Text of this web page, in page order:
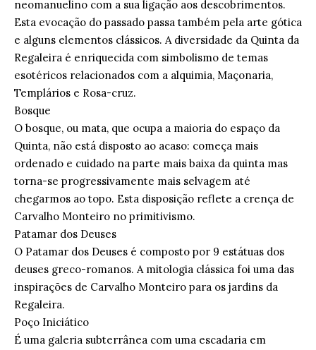
neomanuelino com a sua ligação aos descobrimentos.
Esta evocação do passado passa também pela arte gótica
e alguns elementos clássicos. A diversidade da Quinta da
Regaleira é enriquecida com simbolismo de temas
esotéricos relacionados com a alquimia, Maçonaria,
Templários e Rosa-cruz.
Bosque
O bosque, ou mata, que ocupa a maioria do espaço da
Quinta, não está disposto ao acaso: começa mais
ordenado e cuidado na parte mais baixa da quinta mas
torna-se progressivamente mais selvagem até
chegarmos ao topo. Esta disposição reflete a crença de
Carvalho Monteiro no primitivismo.
Patamar dos Deuses
O Patamar dos Deuses é composto por 9 estátuas dos
deuses greco-romanos. A mitologia clássica foi uma das
inspirações de Carvalho Monteiro para os jardins da
Regaleira.
Poço Iniciático
É uma galeria subterrânea com uma escadaria em